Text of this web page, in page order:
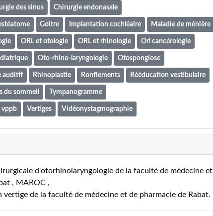
des sinus Chirurgie endonasale
Goitre Implantation cochléaire Maladie de ménière
ORL et otologie ORL et rhinologie Orl cancérologie
Oto-rhino-laryngologie Otospongiose
auditif Rhinoplastie Ronflements Rééducation vestibulaire
du sommeil Tympanogramme
vppb Vertiges Vidéonystagmographie
d'otorhinolaryngologie de la faculté de médecine et
, MAROC ,
de la faculté de médecine et de pharmacie de Rabat.